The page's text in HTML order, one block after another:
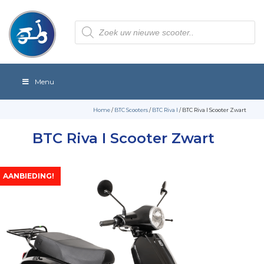
Producten
zoeken
Menu
Home/BTC Scooters/BTC Riva I / BTC Riva I Scooter Zwart
BTC Riva I Scooter Zwart
AANBIEDING!